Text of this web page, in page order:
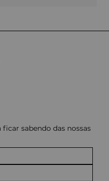
sabendo das nossas